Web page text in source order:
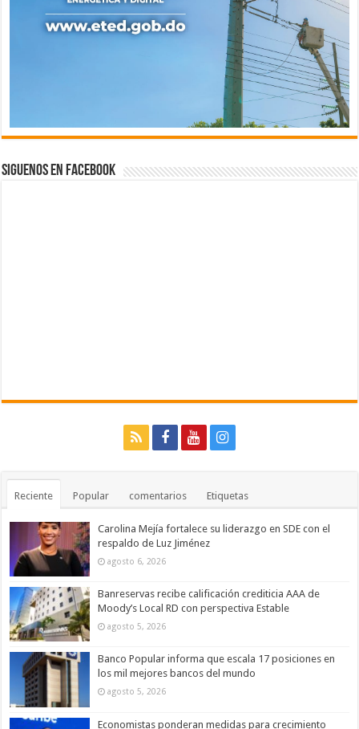
Siguenos en Facebook
Reciente Popular comentarios Etiquetas
Carolina Mejía fortalece su liderazgo en SDE con el
respaldo de Luz Jiménez
agosto 6, 2026
Banreservas recibe calificación crediticia AAA de
Moody’s Local RD con perspectiva Estable
agosto 5, 2026
Banco Popular informa que escala 17 posiciones en
los mil mejores bancos del mundo
agosto 5, 2026
Economistas ponderan medidas para crecimiento